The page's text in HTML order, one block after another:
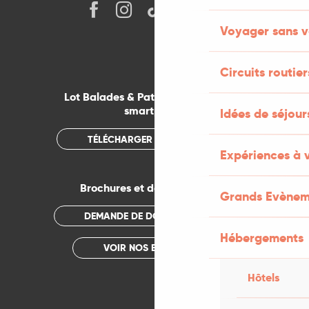
Voyager sans
Circuits
Idées de
Expériences à
Grands
Hébergements
Hôtels
Lot Balades & Patrimoines sur votre
smartphone
TÉLÉCHARGER L'APPLICATION
Brochures et documentations
DEMANDE DE DOCUMENTATION
VOIR NOS BROCHURES